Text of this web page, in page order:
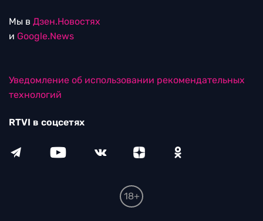
Мы в Дзен.Новостях
и Google.News
Уведомление об использовании рекомендательных
технологий
RTVI в соцсетях
18+